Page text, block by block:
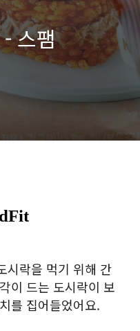
스팸
시락을 먹기 위해 간
이 드는 도시락이 보
를 집어들었어요.